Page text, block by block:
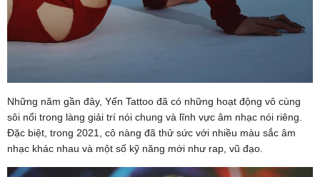
Những năm gần đây, Yến Tattoo đã có những hoạt động vô cùng
sôi nổi trong làng giải trí nói chung và lĩnh vực âm nhạc nói riêng.
Đặc biệt, trong 2021, cô nàng đã thử sức với nhiều màu sắc âm
nhạc khác nhau và một số kỹ năng mới như rap, vũ đạo.